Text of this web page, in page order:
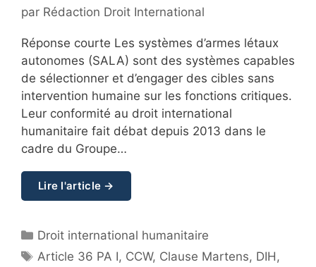
par Rédaction Droit International
Réponse courte Les systèmes d’armes létaux
autonomes (SALA) sont des systèmes capables
de sélectionner et d’engager des cibles sans
intervention humaine sur les fonctions critiques.
Leur conformité au droit international
humanitaire fait débat depuis 2013 dans le
cadre du Groupe…
Lire l'article →
Catégories
Droit international humanitaire
Étiquettes
Article 36 PA I, CCW, Clause Martens, DIH ,